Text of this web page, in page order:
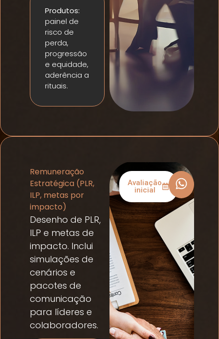
Produtos:
painel de
risco de
perda,
progressão
e equidade,
aderência a
rituais.
Avaliação
inicial
Remuneração
Estratégica (PLR,
ILP, metas por
impacto)
Desenho de PLR,
ILP e metas de
impacto. Inclui
simulações de
cenários e
pacotes de
comunicação
para líderes e
colaboradores.